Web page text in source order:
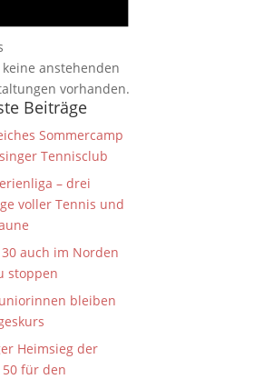
keine anstehenden
vorhanden.
Beiträge
Sommercamp
Tennisclub
– drei
voller Tennis und
auch im Norden
stoppen
bleiben
Heimsieg der
50 für den